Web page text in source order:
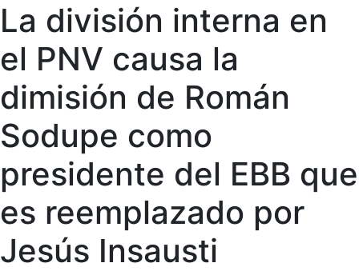
La división interna en
el PNV causa la
dimisión de Román
Sodupe como
presidente del EBB que
es reemplazado por
Jesús Insausti